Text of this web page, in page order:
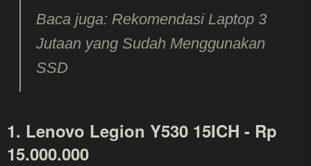
Baca juga: Rekomendasi Laptop 3
Jutaan yang Sudah Menggunakan
SSD
1. Lenovo Legion Y530 15ICH - Rp
15.000.000